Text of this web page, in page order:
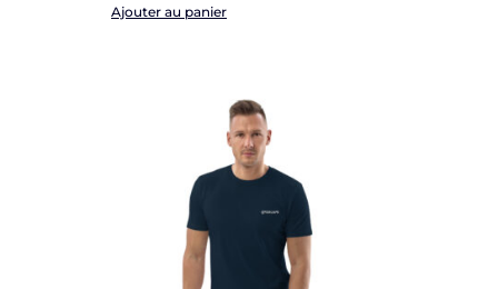
Ajouter au panier